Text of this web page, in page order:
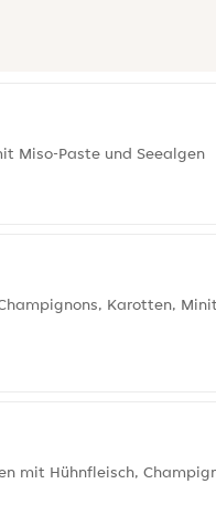
Miso-Paste und Seealgen
Karotten,
mit Hühnfleisch,